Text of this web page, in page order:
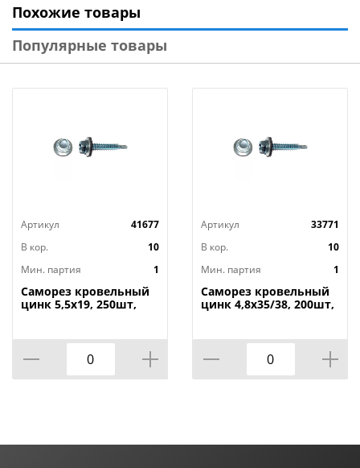
Похожие товары
Популярные товары
Артикул
41677
В кор.
10
Мин. партия
1
Саморез кровельный
цинк 5,5х19, 250шт,
Артикул
33771
В кор.
10
Мин. партия
1
Саморез кровельный
цинк 4,8х35/38, 200шт,